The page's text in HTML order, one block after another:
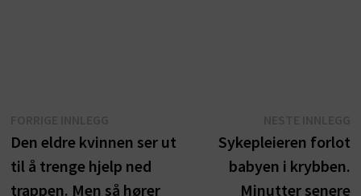
innlegg:
Den eldre kvinnen ser ut
til å trenge hjelp ned
trappen. Men så hører
Sykepleieren forlot
babyen i krybben.
Minutter senere